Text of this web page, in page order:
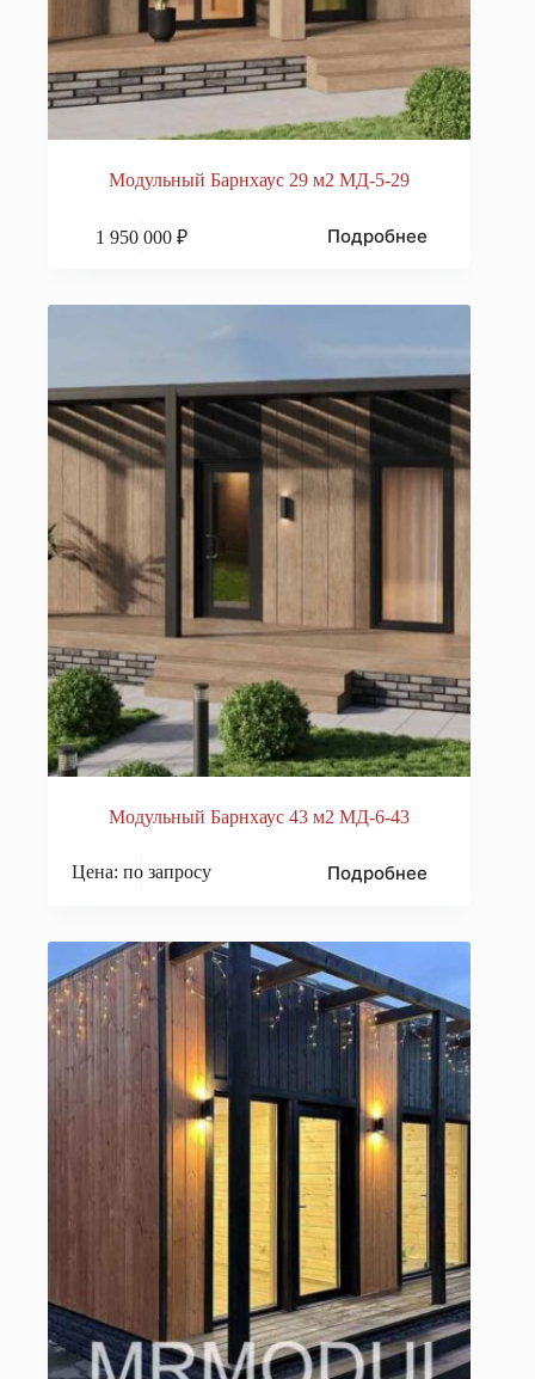
Модульный Барнхаус 29 м2 МД-5-29
1 950 000₽ Подробнее
Модульный Барнхаус 43 м2 МД-6-43
Цена: по запросу Подробнее